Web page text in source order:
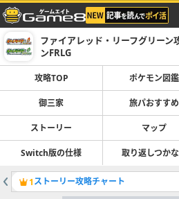
ファイアレッド・リーフグリーン
ンFRLG
攻略TOP ポケモン図鑑
御三家 旅パおすすめ
ストーリー マップ
Switch版の仕様 取り返しつか
1ストーリー攻略チャート